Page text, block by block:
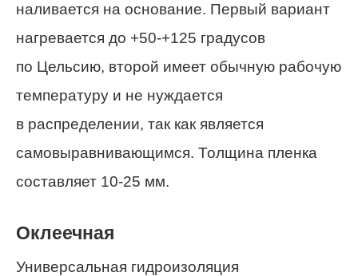
наливается на основание. Первый вариант
нагревается до +50-+125 градусов
по Цельсию, второй имеет обычную рабочую
температуру и не нуждается
в распределении, так как является
самовыравнивающимся. Толщина пленка
составляет 10-25 мм.
Оклеечная
Универсальная гидроизоляция